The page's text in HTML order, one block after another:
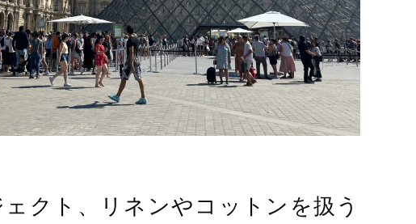
クト、リネンやコットンを扱う